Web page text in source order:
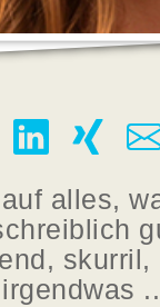
alles,
skurril,